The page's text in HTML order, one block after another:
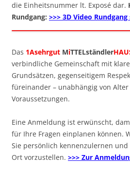
die Einheitsnummer lt. Exposé dar.
Rundgang: >>> 3D Video
Das 1Asehrgut MiTTELständler
verbindliche Gemeinschaft mit
Grundsätzen, gegenseitigem
füreinander – unabhängig von
Voraussetzungen.
Eine Anmeldung ist erwünscht,
für Ihre Fragen einplanen können.
Sie persönlich kennenzulernen
Ort vorzustellen. >>> Zur